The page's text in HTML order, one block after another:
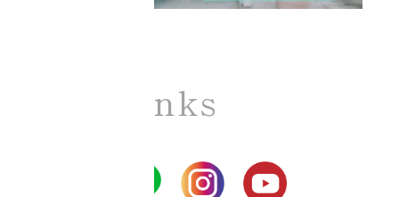
SNS Links